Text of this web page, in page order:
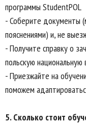
программы StudentPOL
- Соберите документы
пояснениями) и, не
- Получите справку о
польскую национальную
- Приезжайте на
поможем
5.Сколько стоит